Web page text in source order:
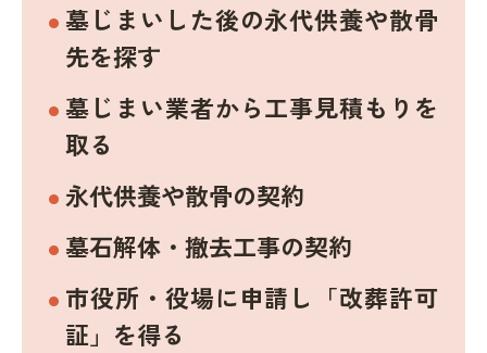
墓じまいした後の永代供養や散骨
先を探す
墓じまい業者から工事見積もりを
取る
永代供養や散骨の契約
墓石解体・撤去工事の契約
市役所・役場に申請し「改葬許可
証」を得る